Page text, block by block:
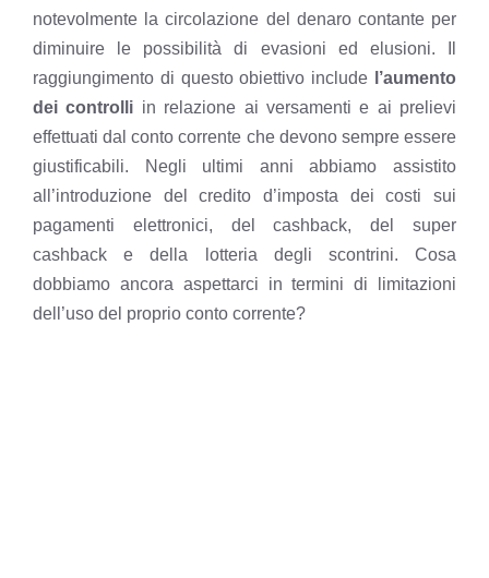
notevolmente la circolazione del denaro contante per
diminuire le possibilità di evasioni ed elusioni. Il
raggiungimento di questo obiettivo include l’aumento
dei controlli in relazione ai versamenti e ai prelievi
effettuati dal conto corrente che devono sempre essere
giustificabili. Negli ultimi anni abbiamo assistito
all’introduzione del credito d’imposta dei costi sui
pagamenti elettronici, del cashback, del super
cashback e della lotteria degli scontrini. Cosa
dobbiamo ancora aspettarci in termini di limitazioni
dell’uso del proprio conto corrente?